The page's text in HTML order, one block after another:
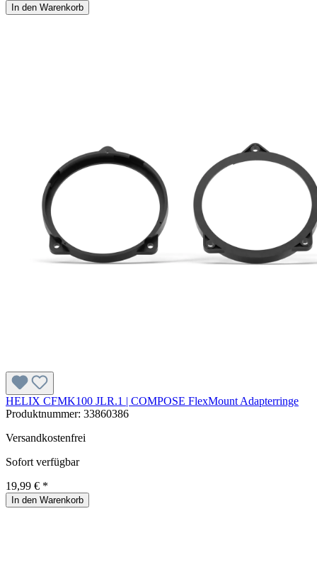
In den Warenkorb
HELIX CFMK100 JLR.1 | COMPOSE FlexMount Adapterringe
Produktnummer: 33860386
Versandkostenfrei
Sofort verfügbar
19,99 € *
In den Warenkorb